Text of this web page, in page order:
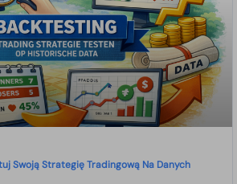
Swoją Strategię Tradingową Na Danych